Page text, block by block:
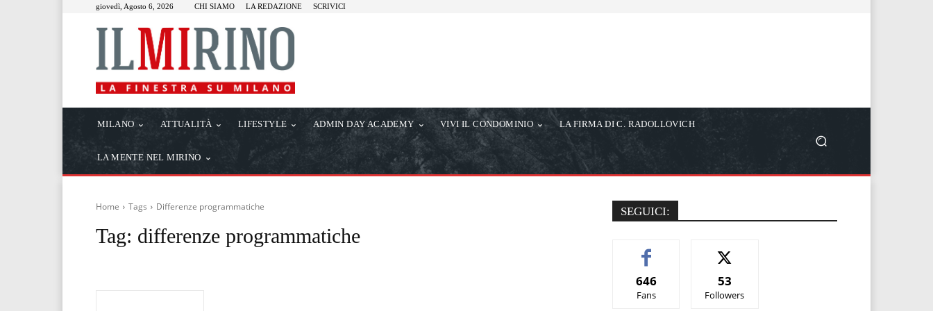
giovedì, Agosto 6, 2026 CHI SIAMO LA REDAZIONE SCRIVICI
MILANO ATTUALITÀ LIFESTYLE ADMIN DAY ACADEMY VIVI IL CONDOMINIO LA FIRMA DI C. RADOLLOVICH
LA MENTE NEL MIRINO
Home Tags Differenze programmatiche
Tag: differenze programmatiche
SEGUICI:
646
Fans
53
Followers